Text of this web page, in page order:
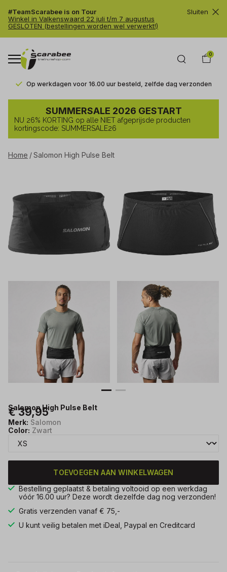
#TeamScarabee is on Tour
Winkel in Valkenswaard 22 juli t/m 7 augustus
GESLOTEN (bestellingen worden wel verwerkt!)
Sluiten
0
Op werkdagen voor 16.00 uur besteld, zelfde dag verzonden
Salomon
High
Pulse
SUMMERSALE 2026 GESTART
NU 26% KORTING op alle NIET afgeprijsde producten
kortingscode: SUMMERSALE26
Home Salomon High Pulse Belt
Salomon High Pulse Belt
€ 39,95
Merk: Salomon
Color: Zwart
TOEVOEGEN AAN WINKELWAGEN
Bestelling geplaatst & betaling voltooid op een werkdag
vóór 16.00 uur? Deze wordt dezelfde dag nog verzonden!
Gratis verzenden vanaf € 75,-
U kunt veilig betalen met iDeal, Paypal en Creditcard